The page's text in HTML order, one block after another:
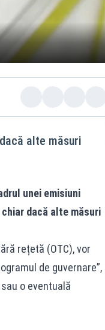
alte măsuri
unei emisiuni
dacă alte măsuri
rețetă (OTC), vor
de guvernare”,
o eventuală